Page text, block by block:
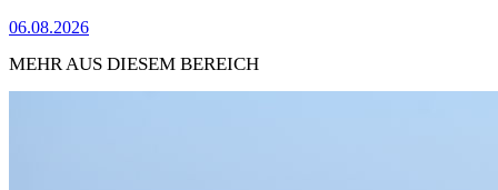
06.08.2026
MEHR AUS DIESEM BEREICH